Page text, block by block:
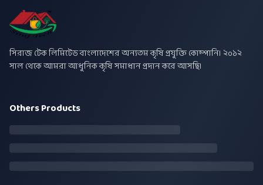
সিরাজ টেক লিমিটেড বাংলাদেশের অন্যতম কৃষি প্রযুক্তি কোম্পানি। ২০১২
সাল থেকে আমরা আধুনিক কৃষি সমাধান প্রদান করে আসছি।
Others Products